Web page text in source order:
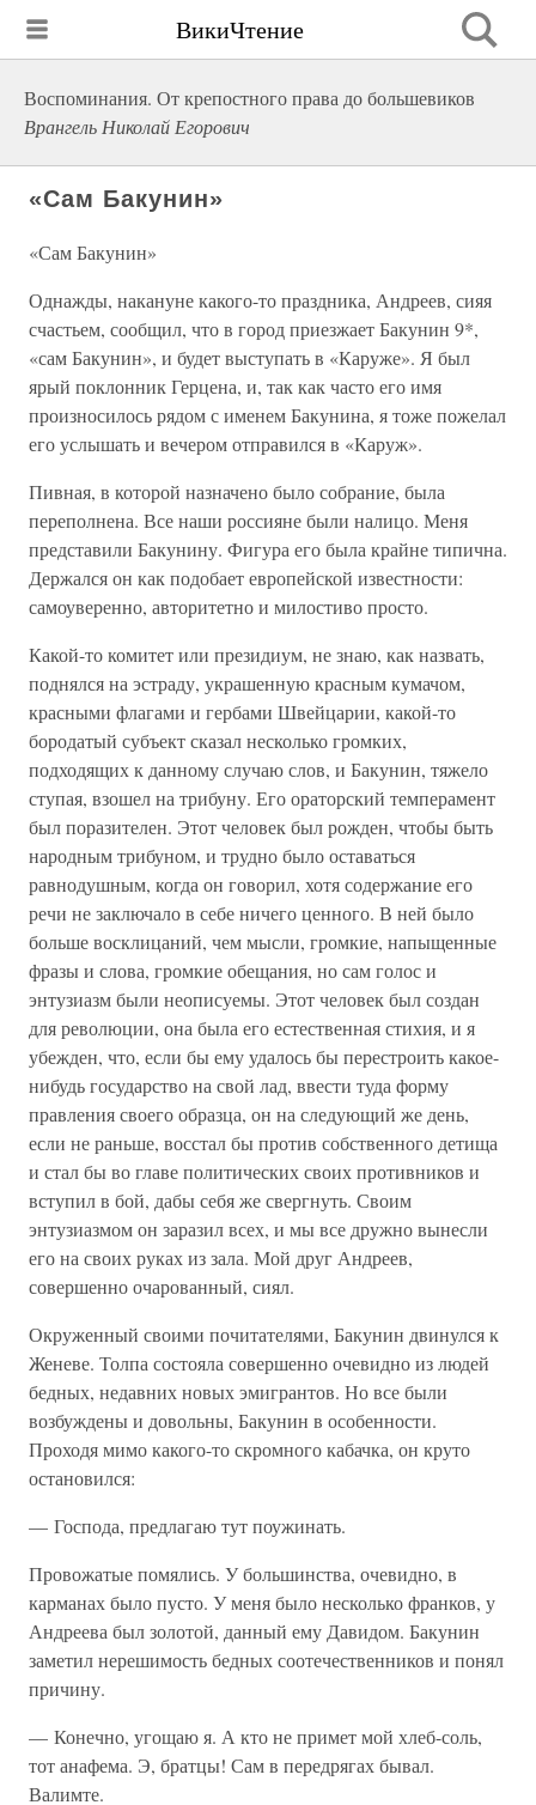
ВикиЧтение
Воспоминания. От крепостного права до большевиков
Врангель Николай Егорович
«Сам Бакунин»
«Сам Бакунин»
Однажды, накануне какого-то праздника, Андреев, сияя
счастьем, сообщил, что в город приезжает Бакунин 9*,
«сам Бакунин», и будет выступать в «Каруже». Я был
ярый поклонник Герцена, и, так как часто его имя
произносилось рядом с именем Бакунина, я тоже пожелал
его услышать и вечером отправился в «Каруж».
Пивная, в которой назначено было собрание, была
переполнена. Все наши россияне были налицо. Меня
представили Бакунину. Фигура его была крайне типична.
Держался он как подобает европейской известности:
самоуверенно, авторитетно и милостиво просто.
Какой-то комитет или президиум, не знаю, как назвать,
поднялся на эстраду, украшенную красным кумачом,
красными флагами и гербами Швейцарии, какой-то
бородатый субъект сказал несколько громких,
подходящих к данному случаю слов, и Бакунин, тяжело
ступая, взошел на трибуну. Его ораторский темперамент
был поразителен. Этот человек был рожден, чтобы быть
народным трибуном, и трудно было оставаться
равнодушным, когда он говорил, хотя содержание его
речи не заключало в себе ничего ценного. В ней было
больше восклицаний, чем мысли, громкие, напыщенные
фразы и слова, громкие обещания, но сам голос и
энтузиазм были неописуемы. Этот человек был создан
для революции, она была его естественная стихия, и я
убежден, что, если бы ему удалось бы перестроить какое-
нибудь государство на свой лад, ввести туда форму
правления своего образца, он на следующий же день,
если не раньше, восстал бы против собственного детища
и стал бы во главе политических своих противников и
вступил в бой, дабы себя же свергнуть. Своим
энтузиазмом он заразил всех, и мы все дружно вынесли
его на своих руках из зала. Мой друг Андреев,
совершенно очарованный, сиял.
Окруженный своими почитателями, Бакунин двинулся к
Женеве. Толпа состояла совершенно очевидно из людей
бедных, недавних новых эмигрантов. Но все были
возбуждены и довольны, Бакунин в особенности.
Проходя мимо какого-то скромного кабачка, он круто
остановился:
— Господа, предлагаю тут поужинать.
Провожатые помялись. У большинства, очевидно, в
карманах было пусто. У меня было несколько франков, у
Андреева был золотой, данный ему Давидом. Бакунин
заметил нерешимость бедных соотечественников и понял
причину.
— Конечно, угощаю я. А кто не примет мой хлеб-соль,
тот анафема. Э, братцы! Сам в передрягах бывал.
Валимте.